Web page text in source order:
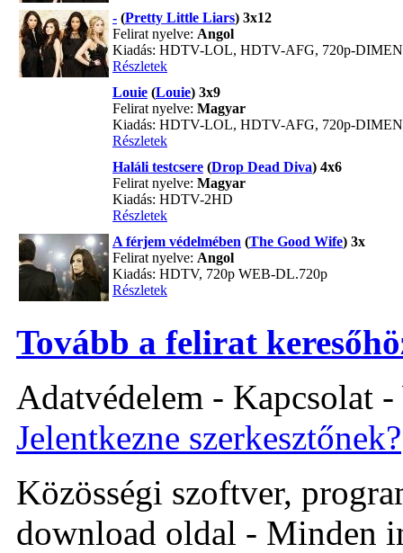
- (Pretty Little Liars) 3x12
Felirat nyelve: Angol
Kiadás: HDTV-LOL, HDTV-AFG, 720p-
Részletek
Louie (Louie) 3x9
Felirat nyelve: Magyar
Kiadás: HDTV-LOL, HDTV-AFG, 720p-
Részletek
Haláli testcsere (Drop Dead Diva) 4x6
Felirat nyelve: Magyar
Kiadás: HDTV-2HD
Részletek
A férjem védelmében (The Good Wife) 3x
Felirat nyelve: Angol
Kiadás: HDTV, 720p WEB-DL.720p
Részletek
Tovább a felirat
Adatvédelem - Kapcsolat
Jelentkezne szerkesztőnek?
Közösségi szoftver,
download oldal - Minden